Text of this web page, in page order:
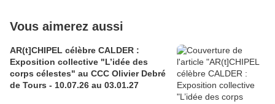
Vous aimerez aussi
AR(t]CHIPEL célèbre CALDER :
Exposition collective "L’idée des
corps célestes" au CCC Olivier Debré
de Tours - 10.07.26 au 03.01.27